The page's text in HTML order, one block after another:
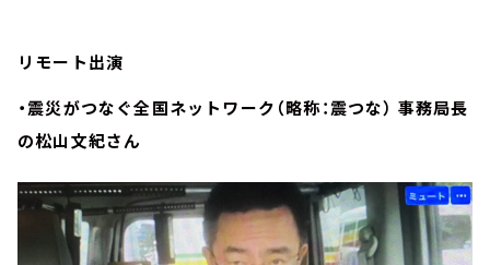
リモート出演
・震災がつなぐ全国ネットワーク（略称：震つな） 事務局長
の松山文紀さん